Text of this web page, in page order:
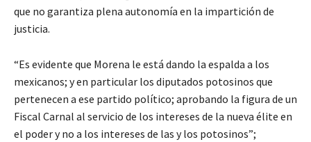
que no garantiza plena autonomía en la impartición de
justicia.
“Es evidente que Morena le está dando la espalda a los
mexicanos; y en particular los diputados potosinos que
pertenecen a ese partido político; aprobando la figura de un
Fiscal Carnal al servicio de los intereses de la nueva élite en
el poder y no a los intereses de las y los potosinos”;